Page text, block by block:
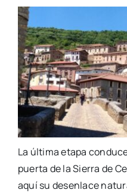
La última etapa
puerta de la Sierra de
aquí su desenlace